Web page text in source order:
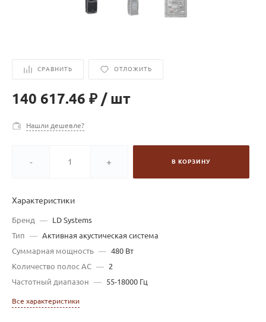
СРАВНИТЬ ОТЛОЖИТЬ
140 617.46 ₽ / шт
Нашли дешевле?
- + В КОРЗИНУ
Характеристики
Бренд —
LD Systems
Тип
—
Активная акустическая система
Суммарная мощность — 480 Вт
Количество полос AC —
2
Частотный диапазон
— 55-18000 Гц
Все характеристики